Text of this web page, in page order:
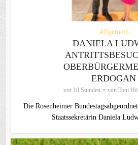
Allgemein
DANIELA
ERDOGAN
vor 10 Stunden von Toni
Die Rosenheimer
Staatssekretärin Daniela